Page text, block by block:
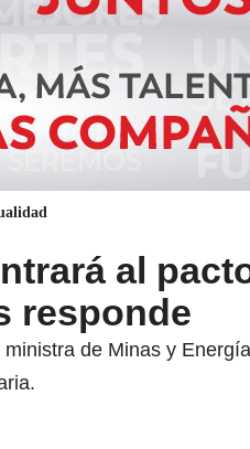
al
responde
ministra de Minas y